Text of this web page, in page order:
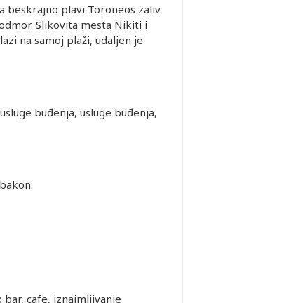
beskrajno plavi Toroneos zaliv.
Slikovita mesta Nikiti i
na samoj plaži, udaljen je
buđenja, usluge buđenja,
bar, cafe, iznajmljivanje